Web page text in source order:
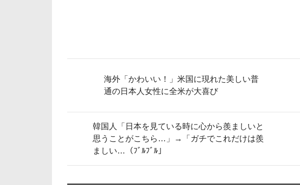
海外「かわいい！」米国に現れた美しい普
通の日本人女性に全米が大喜び
韓国人「日本を見ている時に心から羨ましいと
思うことがこちら…」→「ガチでこれだけは羨
ましい…（ﾌﾞﾙﾌﾞﾙ」